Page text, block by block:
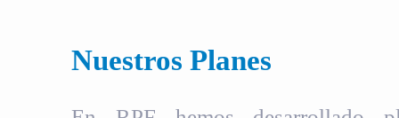
Nuestros Planes